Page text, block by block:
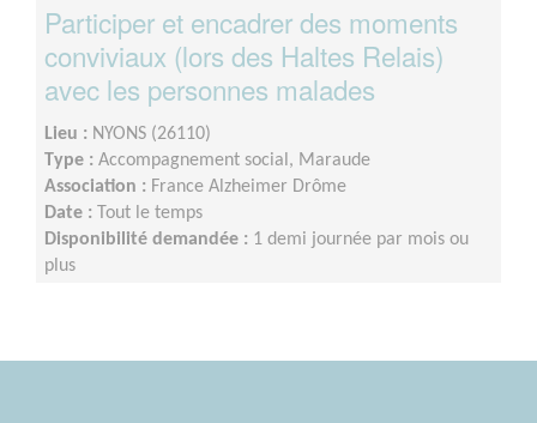
Participer et encadrer des moments
conviviaux (lors des Haltes Relais)
avec les personnes malades
Lieu : NYONS (26110)
Type : Accompagnement social, Maraude
Association : France Alzheimer Drôme
Date : Tout le temps
Disponibilité demandée : 1 demi journée par mois ou
plus